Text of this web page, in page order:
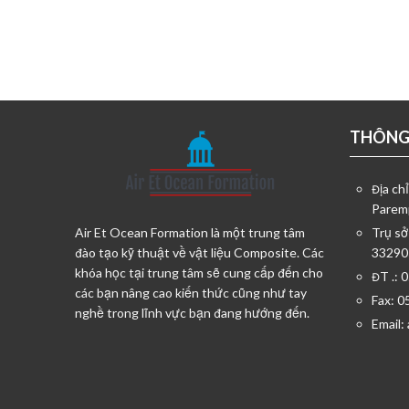
Air Et Ocean Formation là một trung tâm
đào tạo kỹ thuật về vật liệu Composite. Các
khóa học tại trung tâm sẽ cung cấp đến cho
các bạn nâng cao kiến thức cũng như tay
nghề trong lĩnh vực bạn đang hướng đến.
Địa
Trụ
ĐT .:
Fax:
Email: